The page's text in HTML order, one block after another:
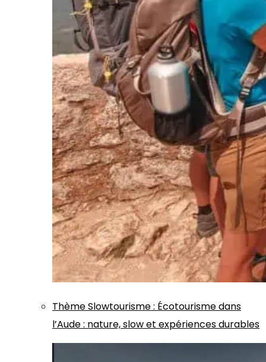
ThèmeSlowtourisme: Écotourisme dans
l’Aude : nature, slow et expériences durables